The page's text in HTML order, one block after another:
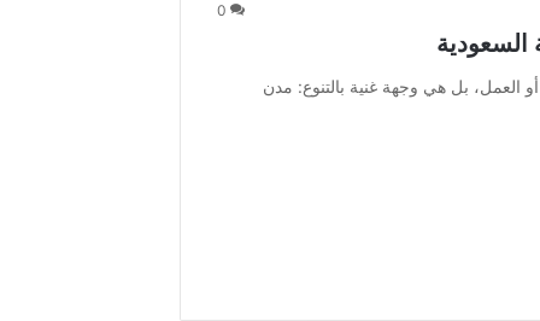
0
العمل، بل هي وجهة غنية بالتنوع: مدن